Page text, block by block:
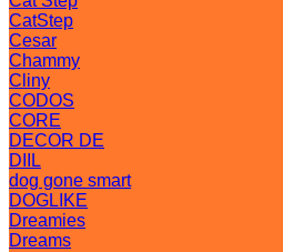
CatStep
Cesar
Chammy
Cliny
CODOS
CORE
DECOR DE
DIIL
dog gone smart
DOGLIKE
Dreamies
Dreams